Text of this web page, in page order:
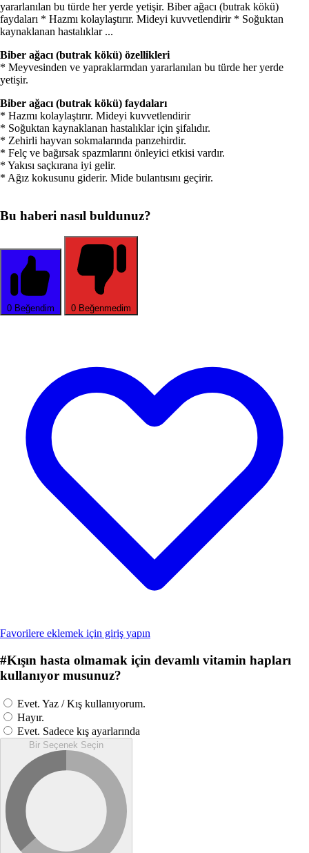
yararlanılan bu türde her yerde yetişir. Biber ağacı (butrak kökü)
faydaları * Hazmı kolaylaştırır. Mideyi kuvvetlendirir * Soğuktan
kaynaklanan hastalıklar ...
Biber ağacı (butrak kökü) özellikleri
* Meyvesinden ve yapraklarmdan yararlanılan bu türde her yerde
yetişir.
Biber ağacı (butrak kökü) faydaları
* Hazmı kolaylaştırır. Mideyi kuvvetlendirir
* Soğuktan kaynaklanan hastalıklar için şifalıdır.
* Zehirli hayvan sokmalarında panzehirdir.
* Felç ve bağırsak spazmlarını önleyici etkisi vardır.
* Yakısı saçkırana iyi gelir.
* Ağız kokusunu giderir. Mide bulantısını geçirir.
Bu haberi nasıl buldunuz?
0 Beğendim 0 Beğenmedim
Favorilere eklemek için giriş yapın
#Kışın hasta olmamak için devamlı vitamin hapları
kullanıyor musunuz?
Evet. Yaz / Kış kullanıyorum.
Hayır.
Evet. Sadece kış ayarlarında
Bir Seçenek Seçin